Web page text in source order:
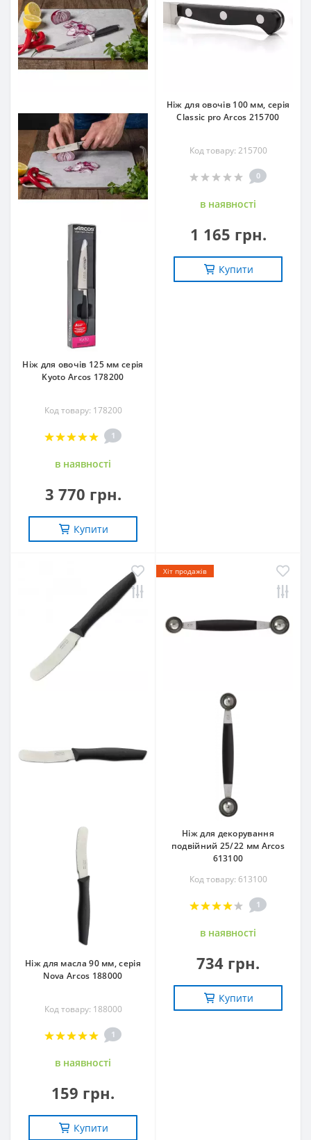
Ніж для овочів 125 мм серія
Kyoto Arcos 178200
Код товару: 178200
1
в наявностi
3 770 грн.
Купити
Ніж для овочів 100 мм, серія
Classic pro Arcos 215700
Код товару: 215700
0
в наявностi
1 165 грн.
Купити
Ніж для масла 90 мм, серія
Nova Arcos 188000
Код товару: 188000
1
в наявностi
159 грн.
Купити
Хіт продажів
Ніж для декорування
подвійний 25/22 мм Arcos
613100
Код товару: 613100
1
в наявностi
734 грн.
Купити